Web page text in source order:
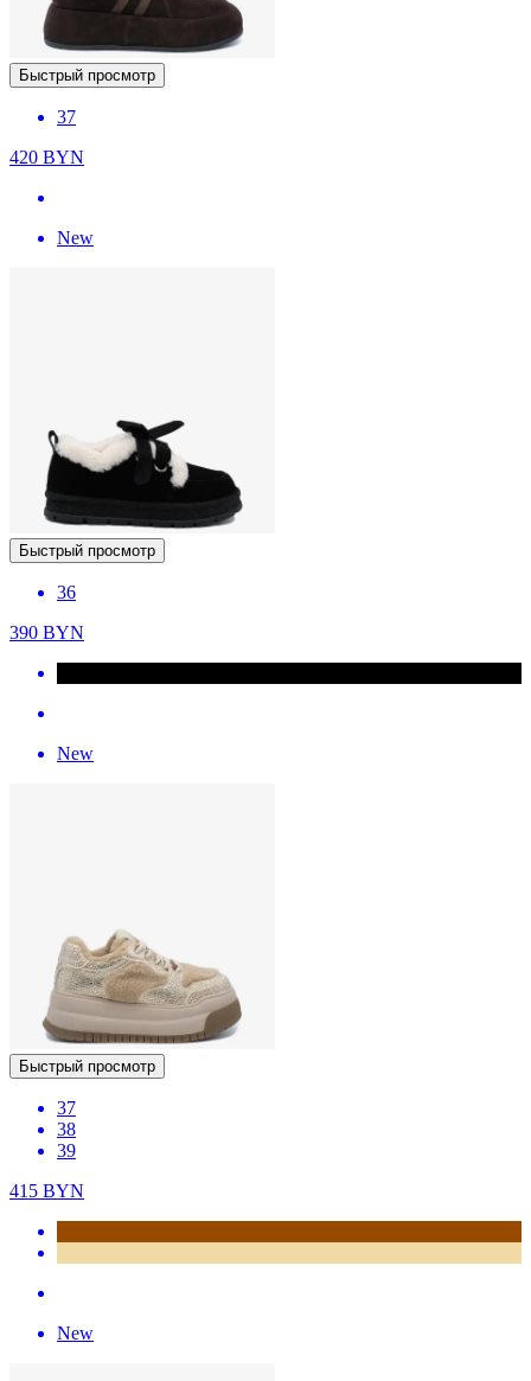
Быстрый просмотр
37
420 BYN
New
Быстрый просмотр
36
390 BYN
New
Быстрый просмотр
37
38
39
415 BYN
New